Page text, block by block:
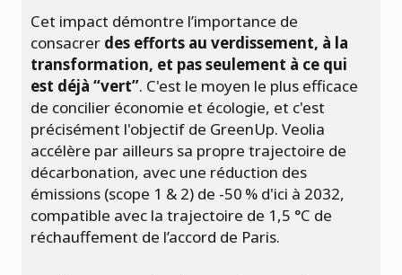
Cet impact démontre l’importance de
consacrer des efforts au verdissement, à la
transformation, et pas seulement à ce qui
est déjà “vert”. C'est le moyen le plus efficace
de concilier économie et écologie, et c'est
précisément l'objectif de GreenUp. Veolia
accélère par ailleurs sa propre trajectoire de
décarbonation, avec une réduction des
émissions (scope 1 & 2) de -50 % d'ici à 2032,
compatible avec la trajectoire de 1,5 °C de
réchauffement de l’accord de Paris.